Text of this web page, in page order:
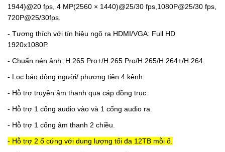
1944)@20 fps, 4 MP(2560 × 1440)@25/30 fps,1080P@25/30 fps,
720P@25/30fps.
- Tương thích với tín hiệu ngõ ra HDMI/VGA: Full HD
1920x1080P.
- Chuẩn nén ảnh: H.265 Pro+/H.265 Pro/H.265/H.264+/H.264.
- Lọc báo động người/ phương tiện 4 kênh.
- Hỗ trợ truyền âm thanh qua cáp đồng trục.
- Hỗ trợ 1 cổng audio vào và 1 cổng audio ra.
- Hỗ trợ 1 cổng âm thanh 2 chiều.
- Hỗ trợ 2 ổ cứng với dung lượng tối đa 12TB mỗi ổ.